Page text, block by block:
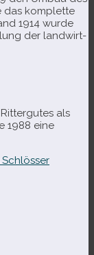
das kom­plette
1914 wurde
der land­wirt­
als
1988 eine